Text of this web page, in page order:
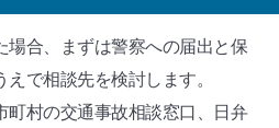
場合、まずは警察への届出と保
で相談先を検討します。
町村の交通事故相談窓口、日弁